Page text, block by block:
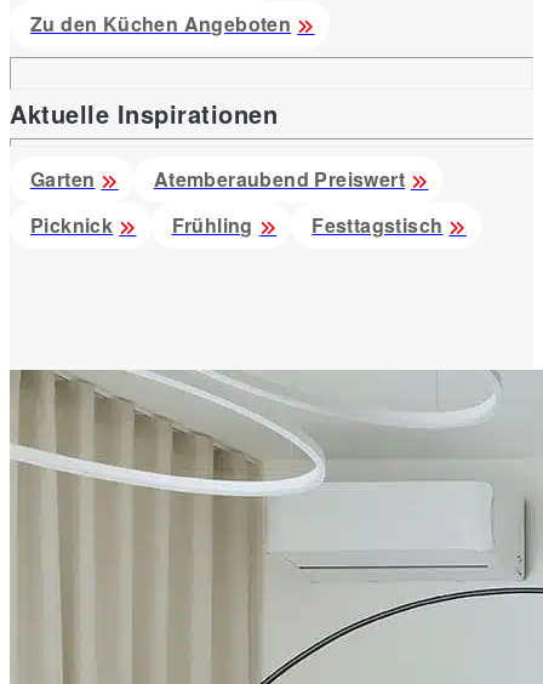
Zu den Küchen Angeboten
Aktuelle Inspirationen
Garten
Atemberaubend Preiswert
Picknick
Frühling Festtagstisch